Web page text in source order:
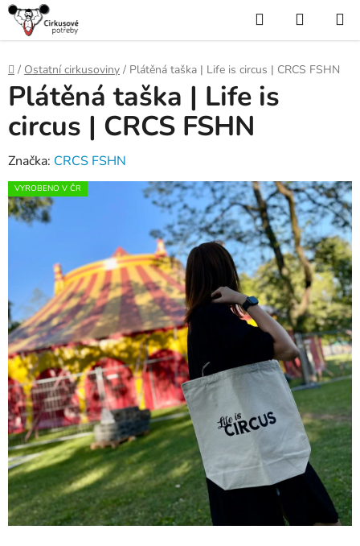
Přejít
obsah
Hledat
KOŠÍK
Domů
/ Ostatní cirkusoviny / Plátěná taška | Life is circus | CRCS FSHN
Plátěná taška | Life is
circus | CRCS FSHN
Značka: CRCS FSHN
VYROBENO V ČR